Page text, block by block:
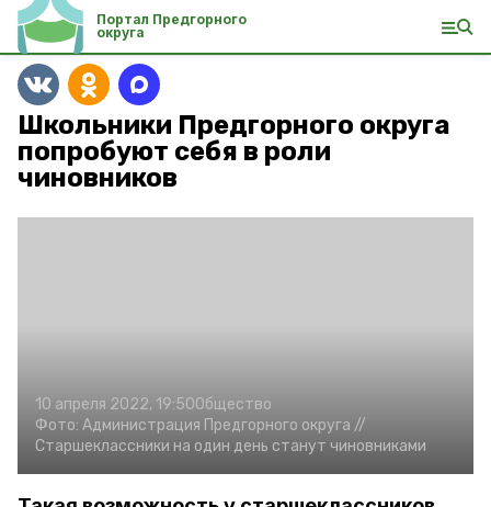
Портал Предгорного
округа
Школьники Предгорного округа
попробуют себя в роли
чиновников
10 апреля 2022, 19:50Общество
Фото: Администрация Предгорного округа //
Старшеклассники на один день станут чиновниками